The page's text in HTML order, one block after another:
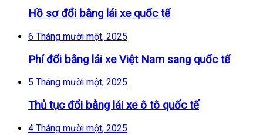
Hồ sơ đổi bằng lái xe quốc tế
6 Tháng mười một, 2025
Phí đổi bằng lái xe Việt Nam sang quốc tế
5 Tháng mười một, 2025
Thủ tục đổi bằng lái xe ô tô quốc tế
4 Tháng mười một, 2025